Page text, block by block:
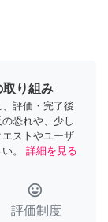
り組み
評価・完了後
恐れや、少し
ストやユーザ
。
詳細を見る
tag_faces
評価制度